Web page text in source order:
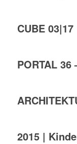
CUBE 03|17
PORTAL 36
2015 |